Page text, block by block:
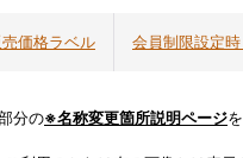
価格ラベル 会員制限設定
分の※名称変更箇所説明ページ